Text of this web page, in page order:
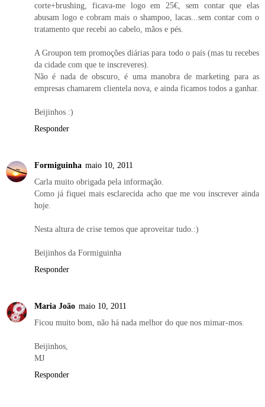
corte+brushing, ficava-me logo em 25€, sem contar que elas
abusam logo e cobram mais o shampoo, lacas...sem contar com o
tratamento que recebi ao cabelo, mãos e pés.
A Groupon tem promoções diárias para todo o país (mas tu recebes
da cidade com que te inscreveres).
Não é nada de obscuro, é uma manobra de marketing para as
empresas chamarem clientela nova, e ainda ficamos todos a ganhar.
Beijinhos :)
Responder
Formiguinha maio 10, 2011
Carla muito obrigada pela informação.
Como já fiquei mais esclarecida acho que me vou inscrever ainda
hoje.
Nesta altura de crise temos que aproveitar tudo.:)
Beijinhos da Formiguinha
Responder
Maria João maio 10, 2011
Ficou muito bom, não há nada melhor do que nos mimar-mos.
Beijinhos,
MJ
Responder